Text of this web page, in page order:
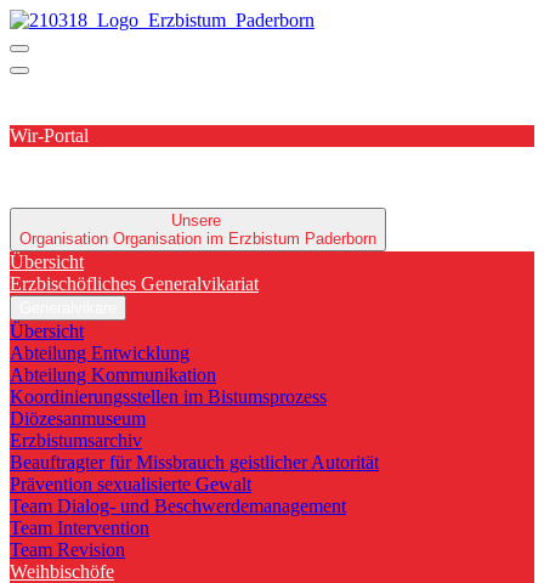
Wir-Portal
Unsere
Organisation Organisation im Erzbistum Paderborn
Übersicht
Erzbischöfliches Generalvikariat
Übersicht
Abteilung Entwicklung
Abteilung Kommunikation
Koordinierungsstellen im Bistumsprozess
Diözesanmuseum
Erzbistumsarchiv
Beauftragter für Missbrauch geistlicher Autorität
Prävention sexualisierte Gewalt
Team Dialog- und Beschwerdemanagement
Team Intervention
Team Revision
Weihbischöfe